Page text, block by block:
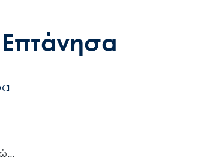
Επτάνησα